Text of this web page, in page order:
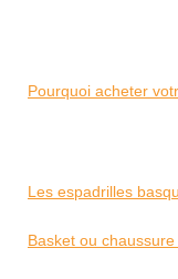
Pourquoi acheter
Les espadrilles
Basket ou chaussure